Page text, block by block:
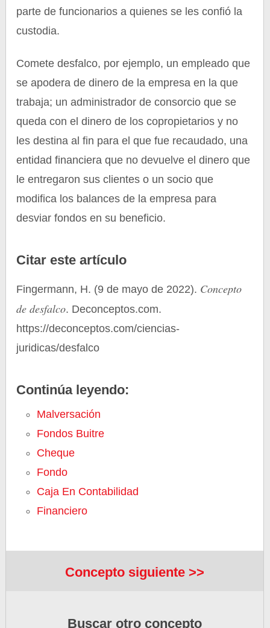
parte de funcionarios a quienes se les confió la
custodia.
Comete desfalco, por ejemplo, un empleado que
se apodera de dinero de la empresa en la que
trabaja; un administrador de consorcio que se
queda con el dinero de los copropietarios y no
les destina al fin para el que fue recaudado, una
entidad financiera que no devuelve el dinero que
le entregaron sus clientes o un socio que
modifica los balances de la empresa para
desviar fondos en su beneficio.
Citar este artículo
Fingermann, H. (9 de mayo de 2022). Concepto
de desfalco. Deconceptos.com.
https://deconceptos.com/ciencias-
juridicas/desfalco
Continúa leyendo:
Malversación
Fondos Buitre
Cheque
Fondo
Caja En Contabilidad
Financiero
Concepto siguiente >>
Buscar otro concepto